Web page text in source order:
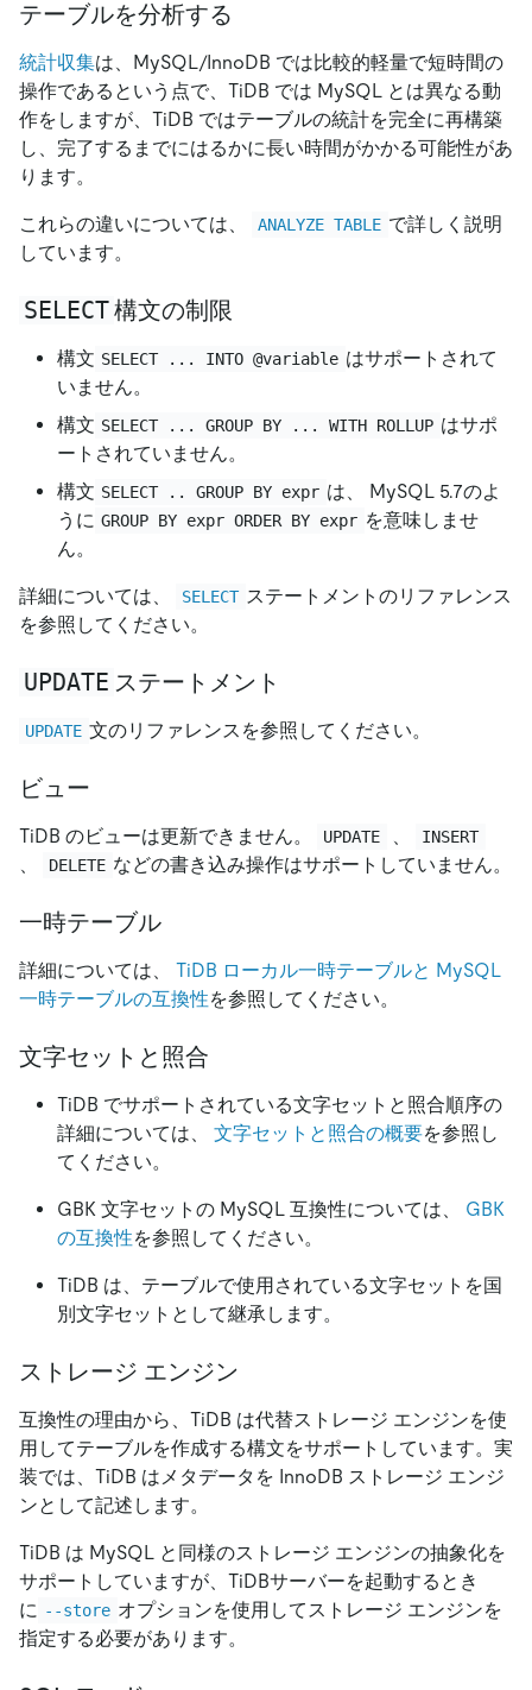
テーブルを分析する
統計収集は、MySQL/InnoDB では比較的軽量で短時間の
操作であるという点で、TiDB では MySQL とは異なる動
作をしますが、TiDB ではテーブルの統計を完全に再構築
し、完了するまでにはるかに長い時間がかかる可能性があ
ります。
これらの違いについては、 ANALYZE TABLE で詳しく説明
しています。
SELECT構文の制限
構文 SELECT ... INTO @variable はサポートされて
いません。
構文 SELECT ... GROUP BY ... WITH ROLLUP はサポ
ートされていません。
構文 SELECT .. GROUP BY expr は、 MySQL 5.7のよ
うに GROUP BY expr ORDER BY expr を意味しませ
ん。
詳細については、 SELECT ステートメントのリファレンス
を参照してください。
UPDATE ステートメント
UPDATE 文のリファレンスを参照してください。
ビュー
TiDB のビューは更新できません。 UPDATE 、 INSERT
、 DELETE などの書き込み操作はサポートしていません。
一時テーブル
詳細については、 TiDB ローカル一時テーブルと MySQL
一時テーブルの互換性を参照してください。
文字セットと照合
TiDB でサポートされている文字セットと照合順序の
詳細については、 文字セットと照合の概要を参照し
てください。
GBK 文字セットの MySQL 互換性については、 GBK
の互換性を参照してください。
TiDB は、テーブルで使用されている文字セットを国
別文字セットとして継承します。
ストレージ エンジン
互換性の理由から、TiDB は代替ストレージ エンジンを使
用してテーブルを作成する構文をサポートしています。実
装では、TiDB はメタデータを InnoDB ストレージ エンジ
ンとして記述します。
TiDB は MySQL と同様のストレージ エンジンの抽象化を
サポートしていますが、TiDBサーバーを起動するとき
に --store オプションを使用してストレージ エンジンを
指定する必要があります。